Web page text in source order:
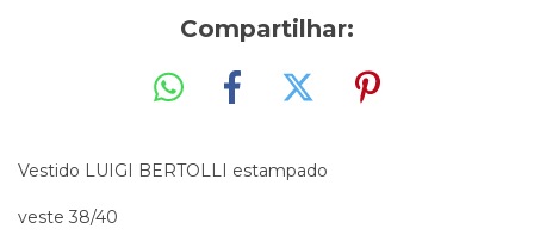
Compartilhar:
Vestido LUIGI BERTOLLI estampado
veste 38/40